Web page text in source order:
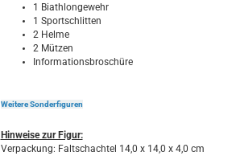
1 Biathlongewehr
1 Sportschlitten
2 Helme
2 Mützen
Informationsbroschüre
Weitere Sonderfiguren
Hinweise zur Figur:
Verpackung: Faltschachtel 14,0 x 14,0 x 4,0 cm